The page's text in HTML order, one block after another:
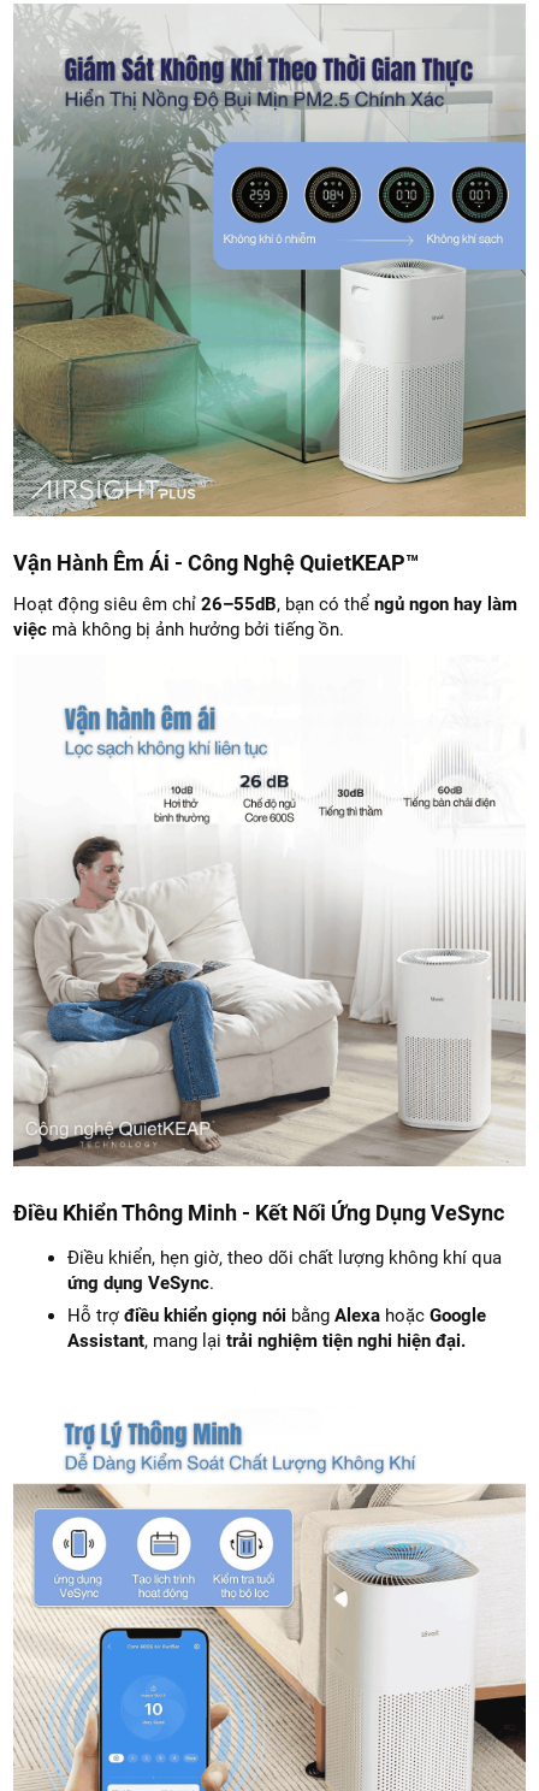
Vận Hành Êm Ái - Công Nghệ QuietKEAP™
Hoạt động siêu êm chỉ26–55dB, bạn có thểngủ ngon hay làm
việc mà không bị ảnh hưởng bởi tiếng ồn.
Điều Khiển Thông Minh - Kết Nối Ứng Dụng VeSync
Điều khiển, hẹn giờ, theo dõi chất lượng không khí qua
ứng dụng VeSync.
Hỗ trợđiều khiển giọng nói bằngAlexa hoặcGoogle
Assistant, mang lạitrải nghiệm tiện nghi hiện đại.